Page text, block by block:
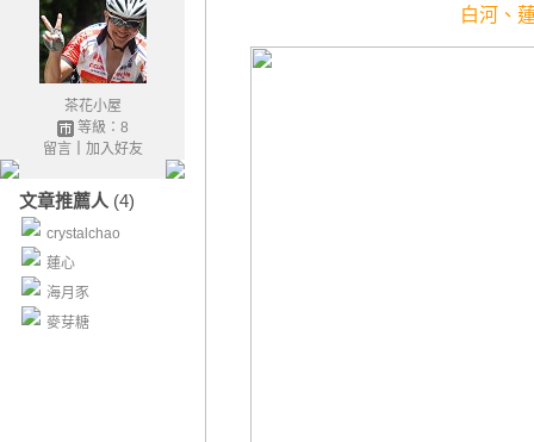
茶花小屋
等級：8
留言｜ 加入好友
文章推薦人 (4)
crystalchao
蓮心
海月豕
麥芽糖
白河、